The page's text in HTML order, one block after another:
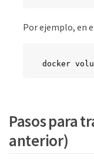
Por ejemplo, en
docker
Pasos para
anterior)